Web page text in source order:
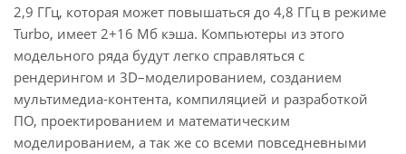
2,9 ГГц, которая может повышаться до 4,8 ГГц в режиме
Turbo, имеет 2+16 Мб кэша. Компьютеры из этого
модельного ряда будут легко справляться с
рендерингом и 3D–моделированием, созданием
мультимедиа-контента, компиляцией и разработкой
ПО, проектированием и математическим
моделированием, а так же со всеми повседневными